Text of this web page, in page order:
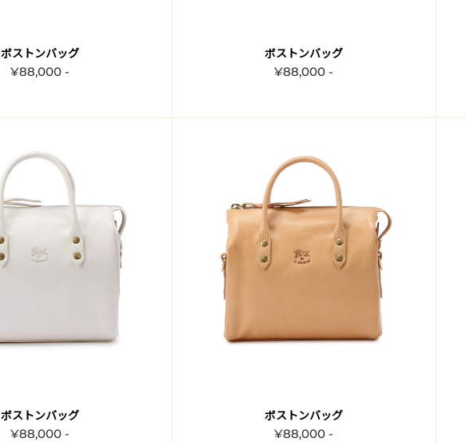
ボストンバッグ
¥88,000 -
ボストンバッグ
¥88,000 -
ボストンバッグ
¥88,000 -
ボストンバッグ
¥88,000 -